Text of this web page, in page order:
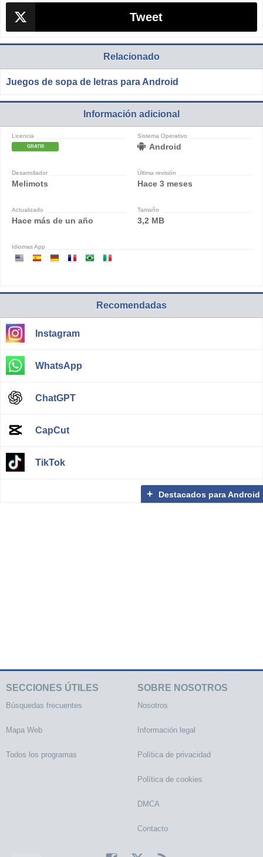
Tweet
Relacionado
Juegos de sopa de letras para Android
Información adicional
Licencia
GRATIS
Sistema Operativo
Android
Desarrollador
Melimots
Última revisión
Hace 3 meses
Actualizado
Hace más de un año
Tamaño
3,2 MB
Idiomas App
Recomendadas
Instagram
WhatsApp
ChatGPT
CapCut
TikTok
Destacados para Android
SECCIONES ÚTILES
Búsquedas frecuentes
Mapa Web
Todos los programas
SOBRE NOSOTROS
Nosotros
Información legal
Política de privacidad
Política de cookies
DMCA
Contacto